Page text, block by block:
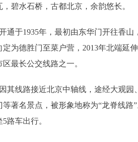
碧水石桥，古都北京，余韵悠长。
于1935年，最初由东华门开往香山
定为德胜门至菜户营，2013年北端延
最长公交线路之一。
线路接近北京中轴线，途经大观园
等著名景点，被形象地称为“龙脊线
路车出行。